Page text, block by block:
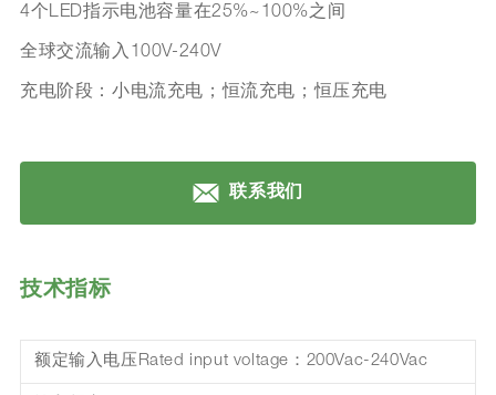
4个LED指示电池容量在25%~100%之间
全球交流输入100V-240V
充电阶段：小电流充电；恒流充电；恒压充电
联系我们
技术指标
额定输入电压Rated input voltage：200Vac-240Vac